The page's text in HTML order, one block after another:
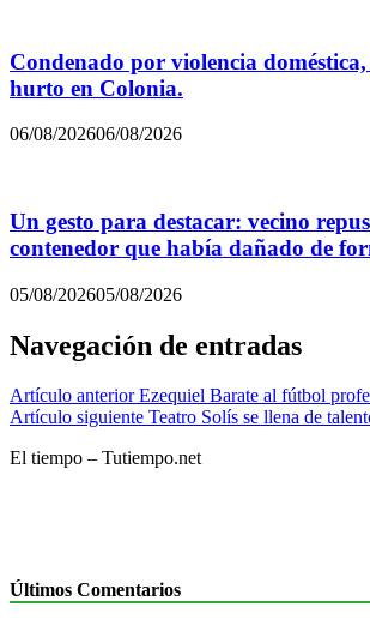
Condenado por violencia doméstica,
hurto en Colonia.
06/08/202606/08/2026
Un gesto para destacar: vecino
contenedor que había dañado de
05/08/202605/08/2026
Navegación de entradas
Artículo anterior Ezequiel Barate al fútbol
Artículo siguiente Teatro Solís se llena de
El tiempo – Tutiempo.net
Últimos Comentarios